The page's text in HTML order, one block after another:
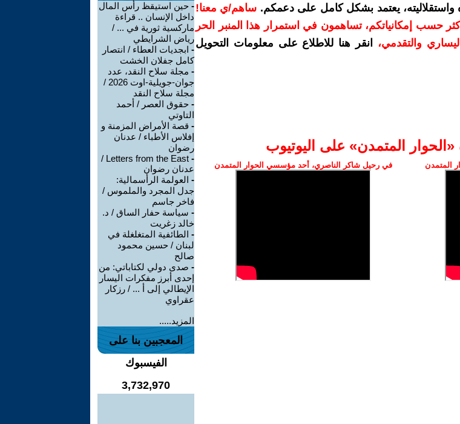
واستقلاليته، يعتمد بشكل كامل على دعمكم. ساهم/ي معنا!
سنويًا أو أكثر حسب إمكانياتكم، تساهمون في استمرار هذا المنبر الحر
والتقدمي،
انقر هنا للاطلاع على معلومات التحويل
المتمدن» على اليوتيوب
المتمدن في رحيل شاكر الناصري، أحد مؤسسي الحوار المتمدن
- حين استيقظ رأس المال
داخل الإنسان .. قراءة
ماركسية ثورية في ... /
رياض الشرايطي
- ابجديات العطاء / انتصار
كامل جفلان الخشت
- مجلة سلاح النقد، عدد
جوان-جويلية-اوت 2026 /
مجلة سلاح النقد
- حقوق العصر / أحمد
التاوتي
- قصة الأمراض المزمنة و
إفلاس الأطباء / عدنان
رضوان
-
Letters from the East /
عدنان رضوان
- العولمة الرأسمالية:
جدل المجرد والملموس /
فاخر جاسم
- سياسة حفار الساق / د.
خالد زغريت
- الطائفية المتغلغلة في
لبنان / حسين محمود
صالح
- صدى دولي لكتاباتي: من
إحدى أبرز مفكرات اليسار
الإيطالي إلى أ ... / رزكار
عقراوي
المزيد.....
المعجبين بنا على
الفيسبوك
3,732,970